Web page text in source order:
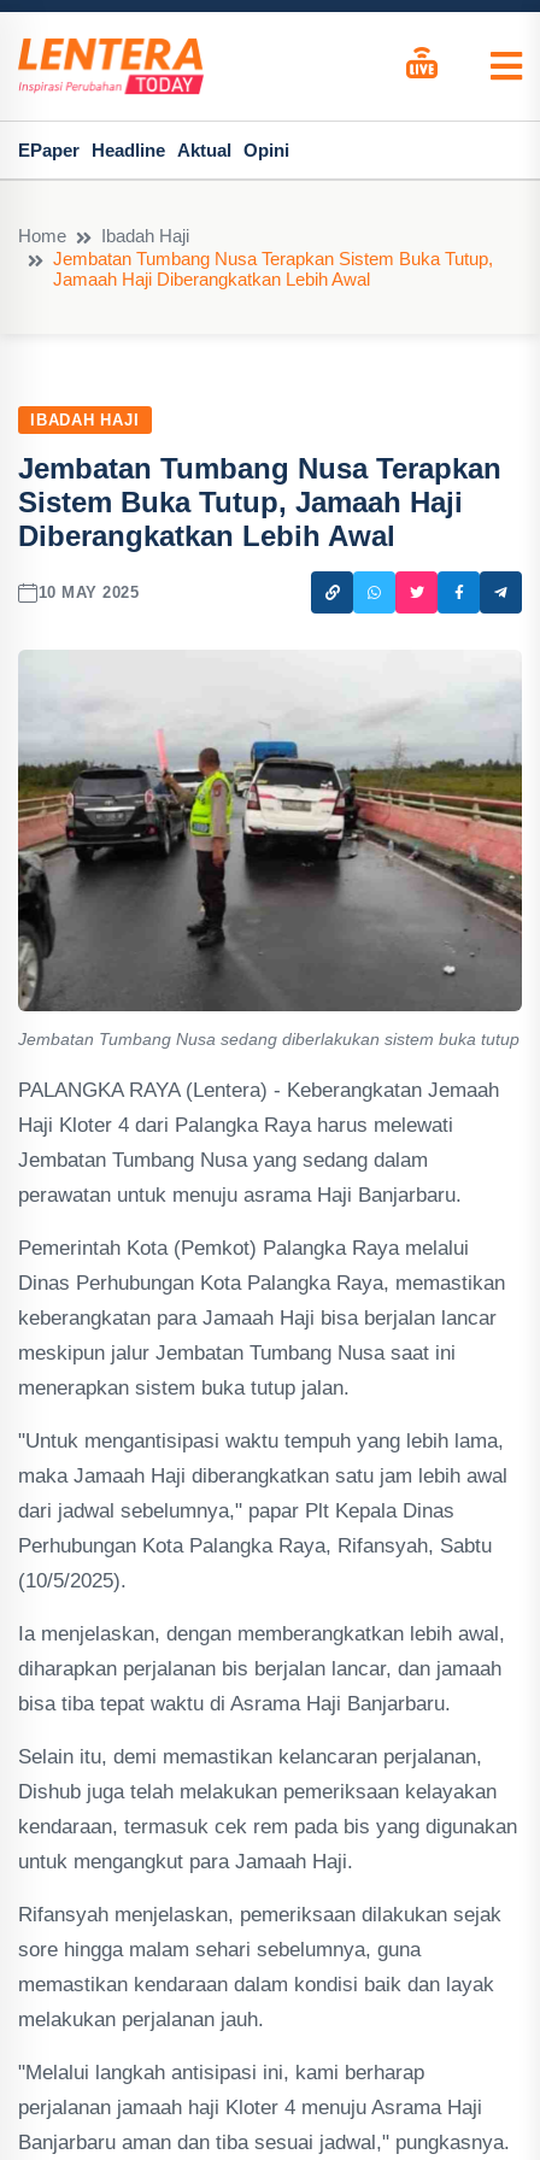
EPaper Headline Aktual Opini
Home
Ibadah Haji
Jembatan Tumbang Nusa Terapkan Sistem Buka Tutup,
Jamaah Haji Diberangkatkan Lebih Awal
IBADAH HAJI
Jembatan Tumbang Nusa Terapkan
Sistem Buka Tutup, Jamaah Haji
Diberangkatkan Lebih Awal
10 MAY 2025
Jembatan Tumbang Nusa sedang diberlakukan sistem buka tutup
PALANGKA RAYA (Lentera) - Keberangkatan Jemaah
Haji Kloter 4 dari Palangka Raya harus melewati
Jembatan Tumbang Nusa yang sedang dalam
perawatan untuk menuju asrama Haji Banjarbaru.
Pemerintah Kota (Pemkot) Palangka Raya melalui
Dinas Perhubungan Kota Palangka Raya, memastikan
keberangkatan para Jamaah Haji bisa berjalan lancar
meskipun jalur Jembatan Tumbang Nusa saat ini
menerapkan sistem buka tutup jalan.
"Untuk mengantisipasi waktu tempuh yang lebih lama,
maka Jamaah Haji diberangkatkan satu jam lebih awal
dari jadwal sebelumnya," papar Plt Kepala Dinas
Perhubungan Kota Palangka Raya, Rifansyah, Sabtu
(10/5/2025).
Ia menjelaskan, dengan memberangkatkan lebih awal,
diharapkan perjalanan bis berjalan lancar, dan jamaah
bisa tiba tepat waktu di Asrama Haji Banjarbaru.
Selain itu, demi memastikan kelancaran perjalanan,
Dishub juga telah melakukan pemeriksaan kelayakan
kendaraan, termasuk cek rem pada bis yang digunakan
untuk mengangkut para Jamaah Haji.
Rifansyah menjelaskan, pemeriksaan dilakukan sejak
sore hingga malam sehari sebelumnya, guna
memastikan kendaraan dalam kondisi baik dan layak
melakukan perjalanan jauh.
"Melalui langkah antisipasi ini, kami berharap
perjalanan jamaah haji Kloter 4 menuju Asrama Haji
Banjarbaru aman dan tiba sesuai jadwal," pungkasnya.